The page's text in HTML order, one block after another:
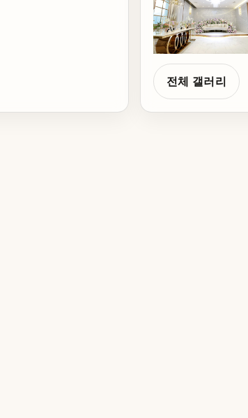
전체 갤러리